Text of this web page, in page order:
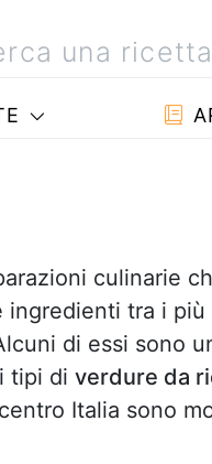
culinarie
ingredienti tra i
di essi sono
tipi di verdure da
Italia sono